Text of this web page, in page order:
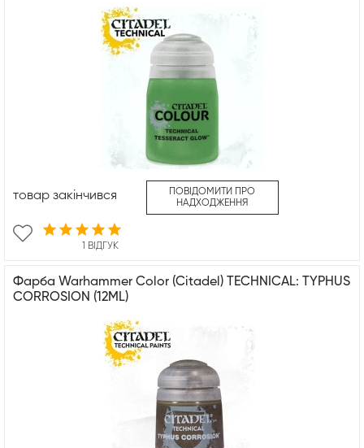
1 ВІДГУК
товар закінчився
ПОВІДОМИТИ ПРО
НАДХОДЖЕННЯ
Фарба Warhammer Color (Citadel) TECHNICAL: TYPHUS
CORROSION (12ML)